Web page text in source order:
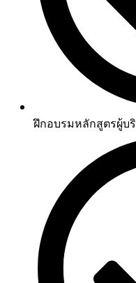
ฝึกอบรมหลักสูตรผู้บ